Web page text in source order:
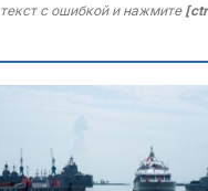
с ошибкой и нажмите